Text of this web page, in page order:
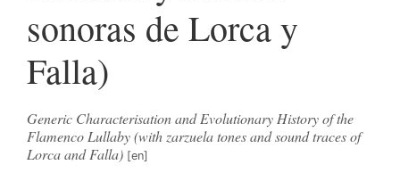
sonoras de Lorca y
Falla)
Generic Characterisation and Evolutionary History of the
Flamenco Lullaby (with zarzuela tones and sound traces of
Lorca and Falla)